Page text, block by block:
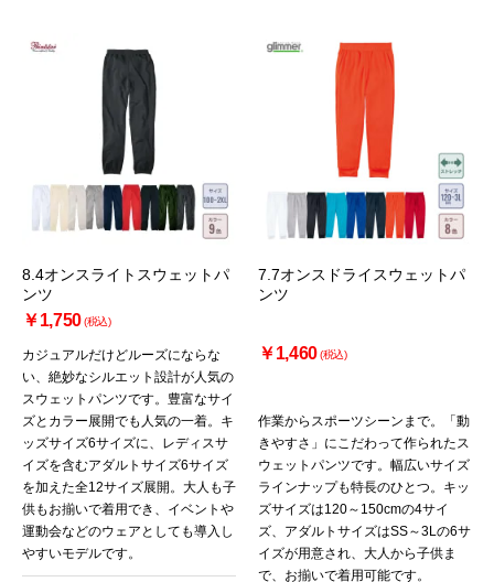
8.4オンスライトスウェットパ
ンツ
￥1,750(税込)
カジュアルだけどルーズにならな
い、絶妙なシルエット設計が人気の
スウェットパンツです。豊富なサイ
ズとカラー展開でも人気の一着。キ
ッズサイズ6サイズに、レディスサ
イズを含むアダルトサイズ6サイズ
を加えた全12サイズ展開。大人も子
供もお揃いで着用でき、イベントや
運動会などのウェアとしても導入し
やすいモデルです。
7.7オンスドライスウェットパ
ンツ
￥1,460(税込)
作業からスポーツシーンまで。「動
きやすさ」にこだわって作られたス
ウェットパンツです。幅広いサイズ
ラインナップも特長のひとつ。キッ
ズサイズは120～150cmの4サイ
ズ、アダルトサイズはSS～3Lの6サ
イズが用意され、大人から子供ま
で、お揃いで着用可能です。
お買い物を続ける カートへ進む